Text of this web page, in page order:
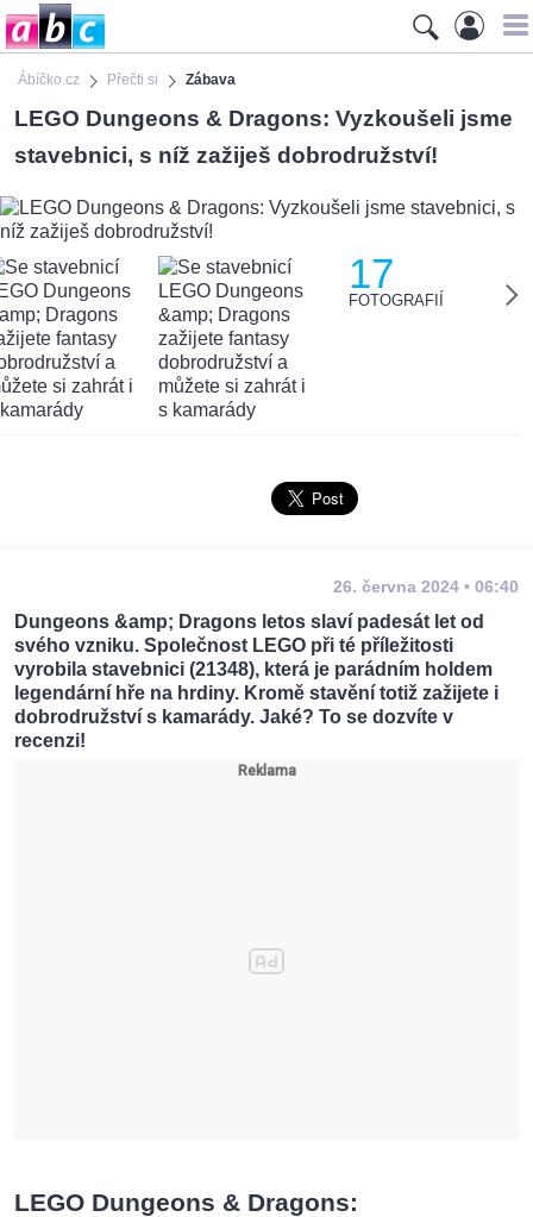
Ábíčko.cz Přečti si Zábava
LEGO Dungeons & Dragons: Vyzkoušeli jsme
stavebnici, s níž zažiješ dobrodružství!
17
FOTOGRAFIÍ
26. června 2024 • 06:40
Dungeons &amp; Dragons letos slaví padesát let od
svého vzniku. Společnost LEGO při té příležitosti
vyrobila stavebnici (21348), která je parádním holdem
legendární hře na hrdiny. Kromě stavění totiž zažijete i
dobrodružství s kamarády. Jaké? To se dozvíte v
recenzi!
LEGO Dungeons & Dragons: